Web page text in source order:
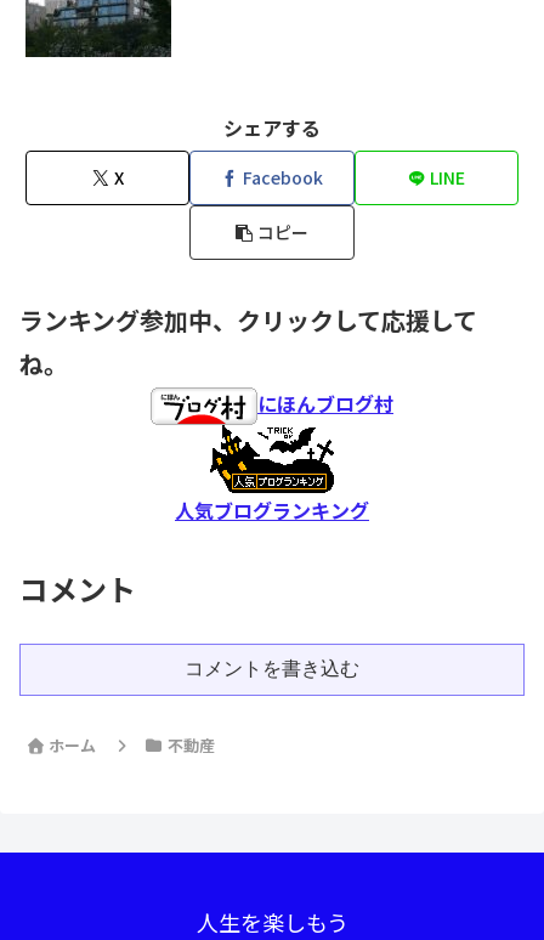
シェアする
X Facebook LINE
コピー
ランキング参加中、クリックして応援して
ね。
にほんブログ村
人気ブログランキング
コメント
コメントを書き込む
ホーム 不動産
人生を楽しもう